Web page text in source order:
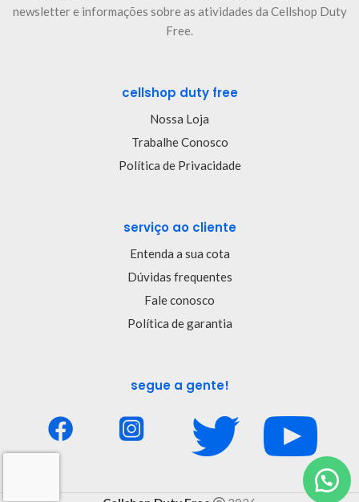
newsletter e informações sobre as atividades da Cellshop Duty
Free.
cellshop duty free
Nossa Loja
Trabalhe Conosco
Política de Privacidade
serviço ao cliente
Entenda a sua cota
Dúvidas frequentes
Fale conosco
Política de garantia
segue a gente!